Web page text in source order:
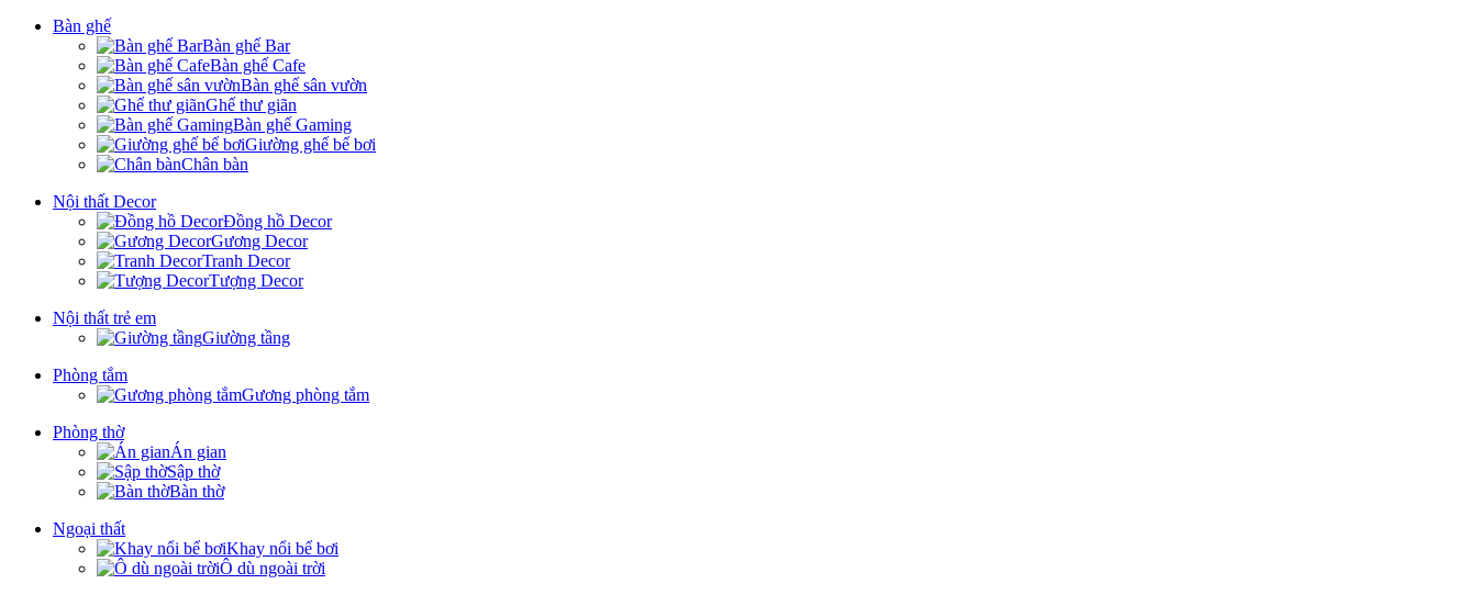
Bàn ghế
Bàn ghế Bar
Bàn ghế Cafe
Bàn ghế sân vườn
Ghế thư giãn
Bàn ghế Gaming
Giường ghế bể bơi
Chân bàn
Nội thất Decor
Đồng hồ Decor
Gương Decor
Tranh Decor
Tượng Decor
Nội thất trẻ em
Giường tầng
Phòng tắm
Gương phòng tắm
Phòng thờ
Án gian
Sập thờ
Bàn thờ
Ngoại thất
Khay nổi bể bơi
Ô dù ngoài trời